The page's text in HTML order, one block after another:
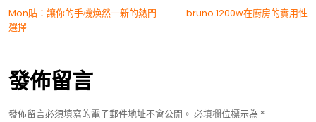
文
章
導
覽
Mon貼：讓你的手機煥然一新的熱門
選擇
bruno 1200w在廚房的實用性
發佈留言
發佈留言必須填寫的電子郵件地址不會公開。 必填欄位標示為 *